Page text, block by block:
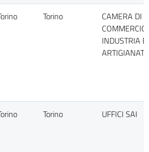
Torino
CAMERA DI
COMMERCIO
INDUSTRIA E
Torino UFFICI SAI